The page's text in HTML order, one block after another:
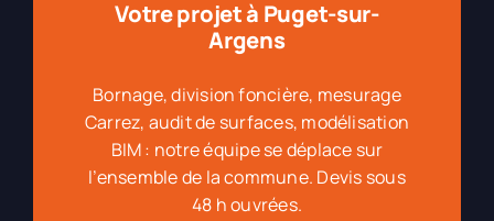
Votre projet à Puget-sur-
Argens
Bornage, division foncière, mesurage
Carrez, audit de surfaces, modélisation
BIM : notre équipe se déplace sur
l’ensemble de la commune. Devis sous
48 h ouvrées.